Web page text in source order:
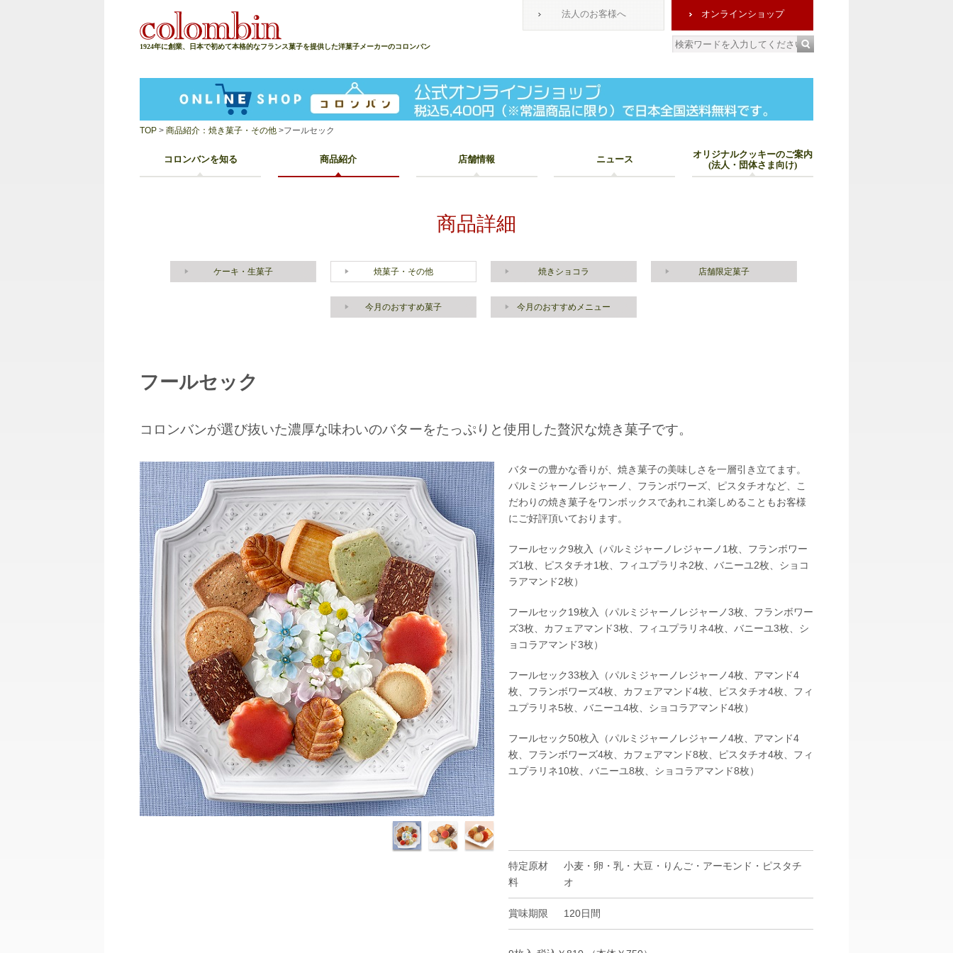
1924年に創業、日本で初めて本格的なフランス菓子を提供した洋菓子メーカーのコロンバン
コロンバンを知る 商品紹介 店舗情報 ニュース
オリジナルクッキーのご案内
(法人・団体さま向け)
法人のお客様へ オンラインショップ
TOP > 商品紹介：焼き菓子・その他 >フールセック
商品詳細
ケーキ・生菓子 焼菓子・その他 焼きショコラ 店舗限定菓子
今月のおすすめ菓子 今月のおすすめメニュー
フールセック
コロンバンが選び抜いた濃厚な味わいのバターをたっぷりと使用した贅沢な焼き菓子です。
バターの豊かな香りが、焼き菓子の美味しさを一層引き立てます。
パルミジャーノレジャーノ、フランボワーズ、ピスタチオなど、こ
だわりの焼き菓子をワンボックスであれこれ楽しめることもお客様
にご好評頂いております。
フールセック9枚 入（パルミジャーノレジャーノ 1枚 、フランボワー
ズ1枚 、ピスタチオ1枚 、フィユプラリネ2枚 、バニーユ2枚 、ショコ
ラアマンド2枚）
フールセック19枚 入（パルミジャーノレジャーノ3枚 、フランボワー
ズ3枚 、カフェアマンド3枚 、フィユプラリネ4枚 、バニーユ3枚 、シ
ョコラアマンド3枚）
フールセック33枚 入（パルミジャーノレジャーノ4枚 、アマンド4
枚 、フランボワーズ4枚 、カフェアマンド4枚 、ピスタチオ4枚 、フィ
ユプラリネ5枚 、バニーユ4枚 、ショコラアマンド4枚）
フールセック50枚 入（パルミジャーノレジャーノ4枚 、アマンド4
枚 、フランボワーズ4枚 、カフェアマンド8枚 、ピスタチオ4枚 、フィ
ユプラリネ10枚 、バニーユ8枚 、ショコラアマンド8枚）
特定原材
料
小麦・卵・乳・大豆・りんご・アーモンド・ピスタチ
オ
賞味期限 120日間